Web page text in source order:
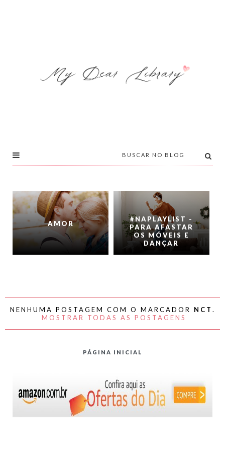
AMOR
#NAPLAYLIST -
PARA AFASTAR
OS MÓVEIS E
DANÇAR
NENHUMA POSTAGEM COM O MARCADOR NCT .
MOSTRAR TODAS AS POSTAGENS
PÁGINA INICIAL